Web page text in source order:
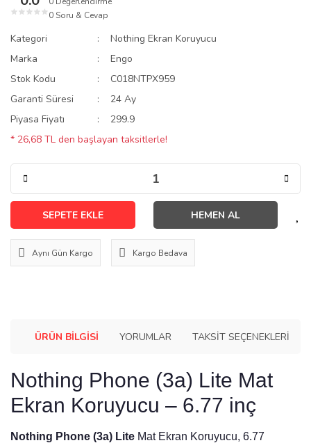
★ ★ ★ ★ ★0 Soru & Cevap
Kategori
Nothing Ekran Koruyucu
Marka
Engo
Stok Kodu
C018NTPX959
Garanti Süresi
24 Ay
Piyasa Fiyatı
299.9
* 26,68 TL den başlayan taksitlerle!
SEPETE EKLE HEMEN AL
Aynı Gün Kargo Kargo Bedava
ÜRÜN BILGISI YORUMLAR TAKSIT SEÇENEKLERI
Nothing Phone (3a) Lite Mat
Ekran Koruyucu – 6.77 inç
Nothing Phone (3a) Lite Mat Ekran Koruyucu, 6.77